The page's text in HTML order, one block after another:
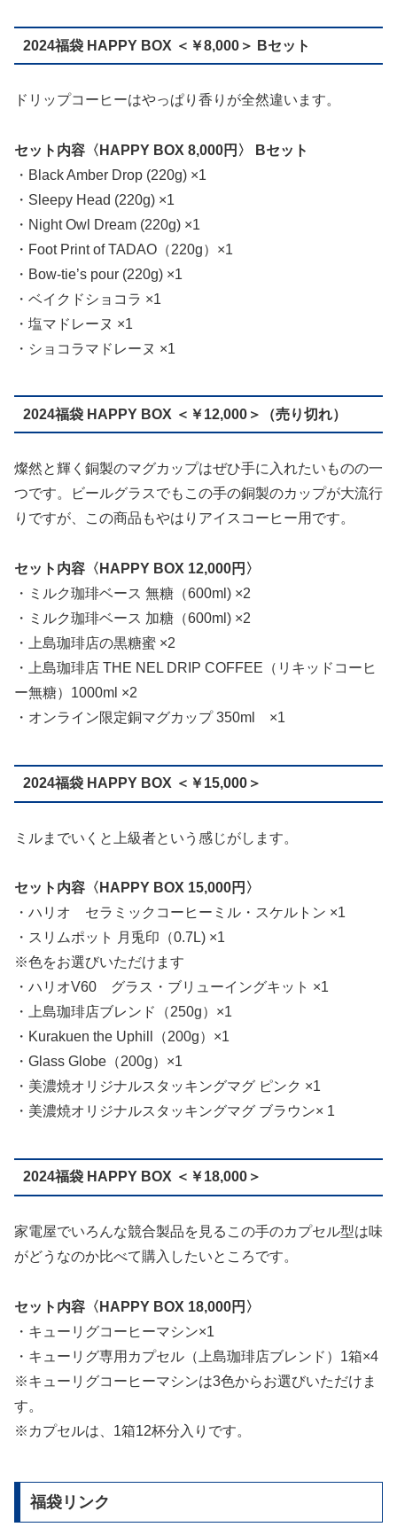
2024福袋 HAPPY BOX ＜￥8,000＞ Bセット
ドリップコーヒーはやっぱり香りが全然違います。
セット内容〈HAPPY BOX 8,000円〉 Bセット
・Black Amber Drop (220g) ×1
・Sleepy Head (220g) ×1
・Night Owl Dream (220g) ×1
・Foot Print of TADAO（220g）×1
・Bow-tie’s pour (220g) ×1
・ベイクドショコラ ×1
・塩マドレーヌ ×1
・ショコラマドレーヌ ×1
2024福袋 HAPPY BOX ＜￥12,000＞（売り切れ）
燦然と輝く銅製のマグカップはぜひ手に入れたいものの一
つです。ビールグラスでもこの手の銅製のカップが大流行
りですが、この商品もやはりアイスコーヒー用です。
セット内容〈HAPPY BOX 12,000円〉
・ミルク珈琲ベース 無糖（600ml) ×2
・ミルク珈琲ベース 加糖（600ml) ×2
・上島珈琲店の黒糖蜜 ×2
・上島珈琲店 THE NEL DRIP COFFEE（リキッドコーヒ
ー無糖）1000ml ×2
・オンライン限定銅マグカップ 350ml ×1
2024福袋 HAPPY BOX ＜￥15,000＞
ミルまでいくと上級者という感じがします。
セット内容〈HAPPY BOX 15,000円〉
・ハリオ セラミックコーヒーミル・スケルトン ×1
・スリムポット 月兎印（0.7L) ×1
※色をお選びいただけます
・ハリオV60 グラス・ブリューイングキット ×1
・上島珈琲店ブレンド（250g）×1
・Kurakuen the Uphill（200g）×1
・Glass Globe（200g）×1
・美濃焼オリジナルスタッキングマグ ピンク ×1
・美濃焼オリジナルスタッキングマグ ブラウン× 1
2024福袋 HAPPY BOX ＜￥18,000＞
家電屋でいろんな競合製品を見るこの手のカプセル型は味
がどうなのか比べて購入したいところです。
セット内容〈HAPPY BOX 18,000円〉
・キューリグコーヒーマシン×1
・キューリグ専用カプセル（上島珈琲店ブレンド）1箱×4
※キューリグコーヒーマシンは3色からお選びいただけま
す。
※カプセルは、1箱12杯分入りです。
福袋リンク